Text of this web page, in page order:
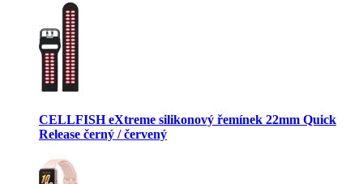
CELLFISH eXtreme silikonový řemínek 22mm Quick
Release černý / červený